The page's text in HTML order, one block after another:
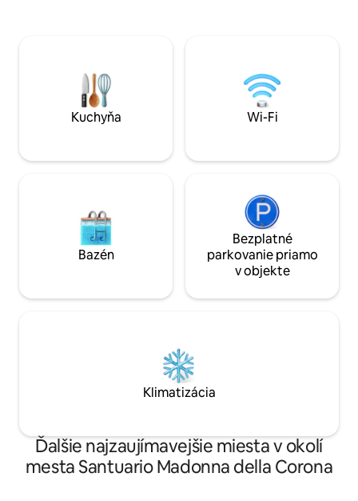
odchode): •⁠ ⁠Upratovanie: 55 € •⁠ ⁠Mestská
daň: 3,50 € za osobu za noc, prvé 4 noci.
Kuchyňa Wi-Fi
Bazén
Bezplatné
parkovanie priamo
v objekte
Klimatizácia
Ďalšie najzaujímavejšie miesta v okolí
mesta Santuario Madonna della Corona